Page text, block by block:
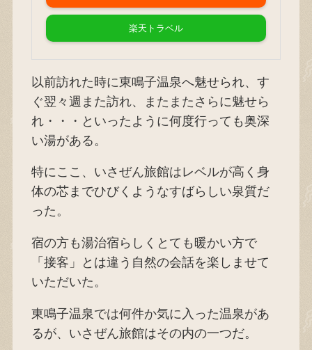
楽天トラベル
以前訪れた時に東鳴子温泉へ魅せられ、す
ぐ翌々週また訪れ、またまたさらに魅せら
れ・・・といったように何度行っても奥深
い湯がある。
特にここ、いさぜん旅館はレベルが高く身
体の芯までひびくようなすばらしい泉質だ
った。
宿の方も湯治宿らしくとても暖かい方で
「接客」とは違う自然の会話を楽しませて
いただいた。
東鳴子温泉では何件か気に入った温泉があ
るが、いさぜん旅館はその内の一つだ。